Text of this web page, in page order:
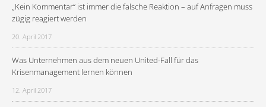
„Kein Kommentar“ ist immer die falsche Reaktion – auf Anfragen muss
zügig reagiert werden
20. April 2017
Was Unternehmen aus dem neuen United-Fall für das
Krisenmanagement lernen können
12. April 2017